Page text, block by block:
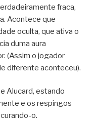
fraca,
Acontece que
oculta, que ativa o
duma aura
(Assim o jogador
diferente aconteceu).
Alucard, estando
e os respingos
o.